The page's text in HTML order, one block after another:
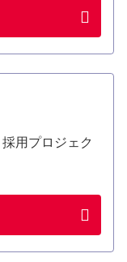
用プロジェク